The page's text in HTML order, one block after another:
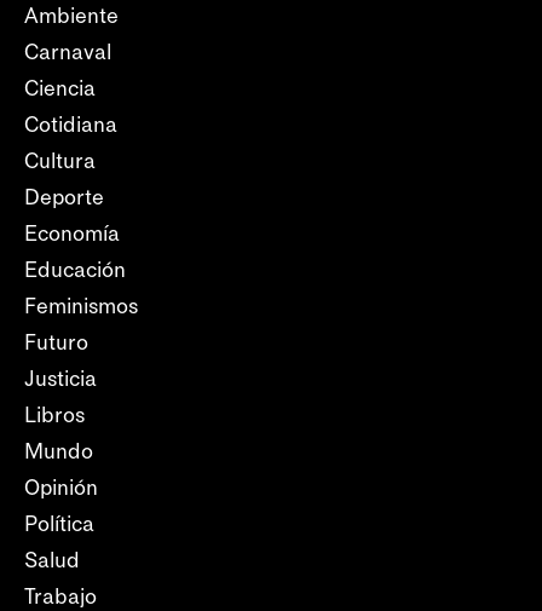
Ambiente
Carnaval
Ciencia
Cotidiana
Cultura
Deporte
Economía
Educación
Feminismos
Futuro
Justicia
Libros
Mundo
Opinión
Política
Salud
Trabajo